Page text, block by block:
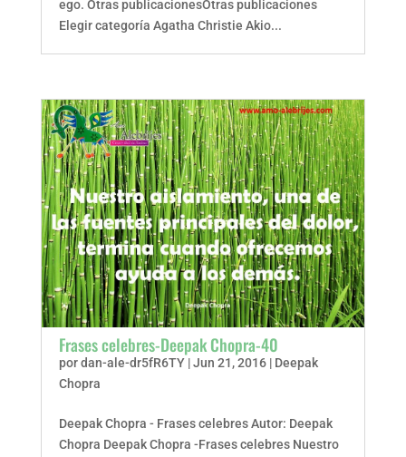
ego. Otras publicacionesOtras publicaciones
Elegir categoría Agatha Christie Akio...
Frases celebres-Deepak Chopra-40
pordan-ale-dr5fR6TY|Jun 21, 2016| Deepak
Chopra
Deepak Chopra - Frases celebres Autor: Deepak
Chopra Deepak Chopra -Frases celebres Nuestro